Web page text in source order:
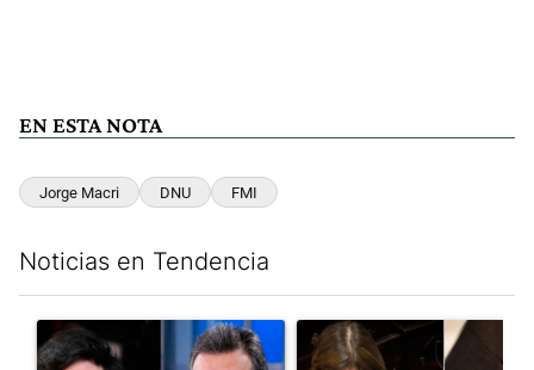
EN ESTA NOTA
Jorge Macri DNU FMI
Noticias en Tendencia
Un artículo de tendencia con el título "Los gobernadores
Un artículo de tendencia